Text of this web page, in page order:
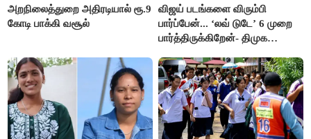
அறநிலைத்துறை அதிரடியால் ரூ.9
கோடி பாக்கி வசூல்
விஜய் படங்களை விரும்பி
பார்ப்பேன்... ‘லவ் டுடே’ 6 முறை
பார்த்திருக்கிறேன்- திமுக